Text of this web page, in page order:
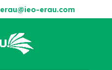
erau@ieo-erau.com